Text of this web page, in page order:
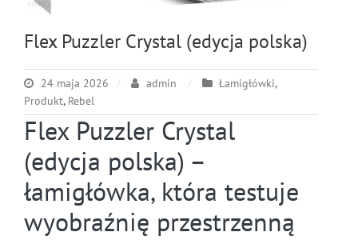
Flex Puzzler Crystal (edycja polska)
24 maja 2026 admin Łamigłówki,
Produkt, Rebel
Flex Puzzler Crystal
(edycja polska) –
łamigłówka, która testuje
wyobraźnię przestrzenną